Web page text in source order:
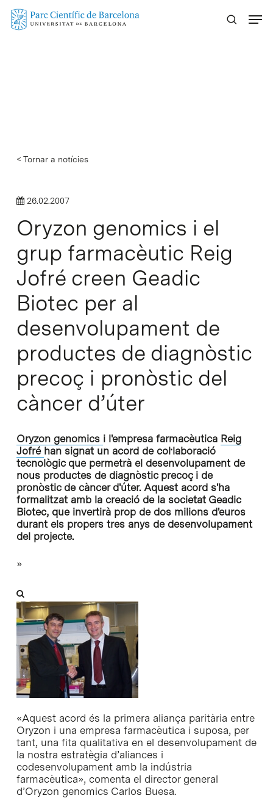
Skip
< Tornar a notícies
26.02.2007
Oryzon genomics i el
grup farmacèutic Reig
Jofré creen Geadic
Biotec per al
desenvolupament de
productes de diagnòstic
precoç i pronòstic del
càncer d’úter
Oryzon genomics i l'empresa farmacèutica Reig
Jofré han signat un acord de col·laboració
tecnològic que permetrà el desenvolupament de
nous productes de diagnòstic precoç i de
pronòstic de càncer d'úter. Aquest acord s'ha
formalitzat amb la creació de la societat Geadic
Biotec, que invertirà prop de dos milions d'euros
durant els propers tres anys de desenvolupament
del projecte.
»
«Aquest acord és la primera aliança paritària entre
Oryzon i una empresa farmacèutica i suposa, per
tant, una fita qualitativa en el desenvolupament de
la nostra estratègia d’aliances i
codesenvolupament amb la indústria
farmacèutica», comenta el director general
d’Oryzon genomics Carlos Buesa.